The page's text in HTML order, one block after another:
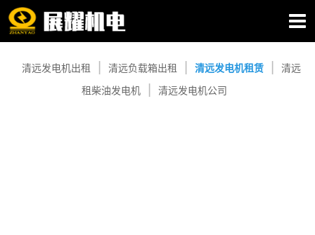
清远发电机租赁
清远发电机出租 清远负载箱出租 清远发电机租赁
清远
租柴油发电机
清远发电机公司